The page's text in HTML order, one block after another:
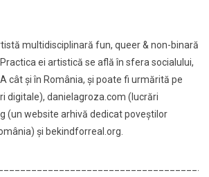
multidisciplinară fun, queer & non-binară
ei artistică se află în sfera socialului,
cât și în România, și poate fi urmărită pe
digitale), danielagroza.com (lucrări
(un website arhivă dedicat poveștilor
și bekindforreal.org.